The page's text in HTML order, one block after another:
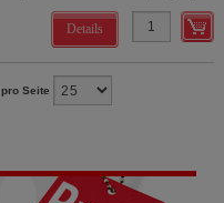
Details
pro Seite